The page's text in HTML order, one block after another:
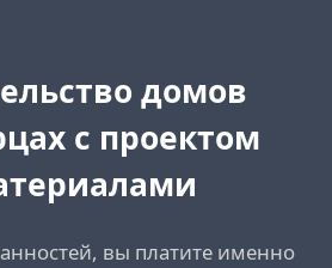
домов
с проектом
вы платите именно